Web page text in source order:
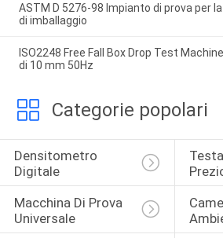
ASTM D 5276-98 Impianto di prova per
di imballaggio
ISO2248 Free Fall Box Drop Test
di 10 mm 50Hz
Categorie popolari
Densitometro
Digitale
Macchina Di Prova
Universale